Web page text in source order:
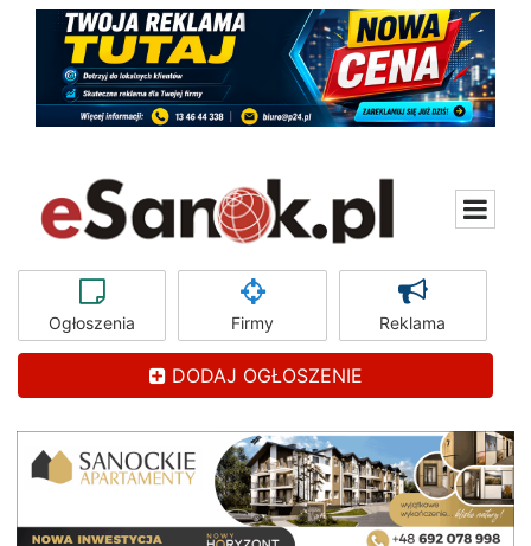
Ogłoszenia Firmy Reklama
DODAJ OGŁOSZENIE